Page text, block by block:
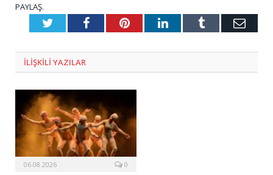
PAYLAŞ.
TwitterFacebookPinterestLinkedInTumblr E-
ILIŞKILI YAZILAR
06.08.2026 0